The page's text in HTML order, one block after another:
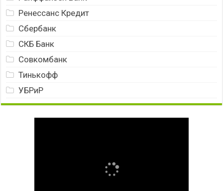
Ренессанс Кредит
Сбербанк
СКБ Банк
Совкомбанк
Тинькофф
УБРиР